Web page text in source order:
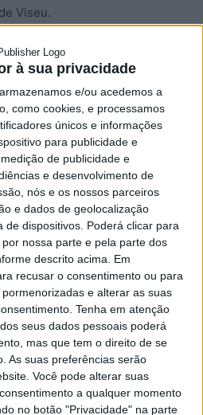
à sua privacidade
armazenamos e/ou acedemos a
como cookies, e processamos
únicos e informações
para publicidade e
de publicidade e
e desenvolvimento de
nós e os nossos parceiros
e dados de geolocalização
de dispositivos. Poderá clicar para
nossa parte e pela parte dos
descrito acima. Em
recusar o consentimento ou para
e alterar as suas
Tenha em atenção
seus dados pessoais poderá
mas que tem o direito de se
As suas preferências serão
Você pode alterar suas
a qualquer momento
no botão "Privacidade" na parte
Viseu.
altura do ano, e além da queda
podem potenciar episódios
ainda para períodos de
a madrugada e manhã.
voltará a estabilizar com dias
o regresso das temperaturas
na região de Viseu.
ouvir na Estação Diária – 96.8
Pub
Viseu